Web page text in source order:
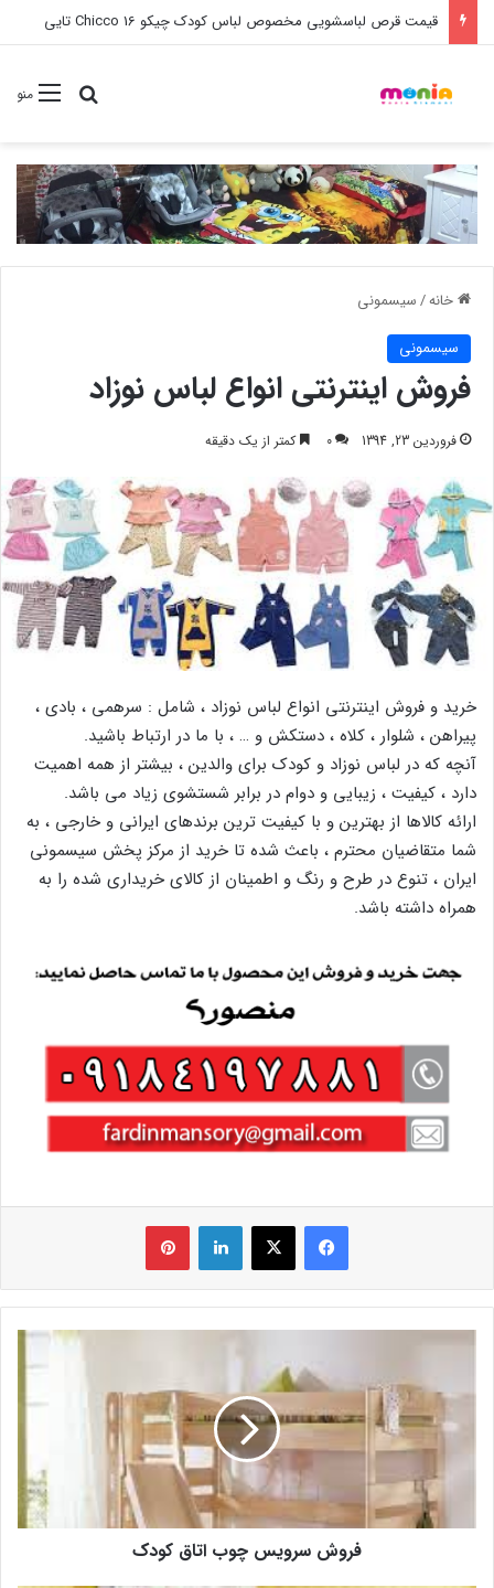
قیمت قرص لباسشویی مخصوص لباس کودک چیکو Chicco 16 تایی
منوجستجو
خانه/سیسمونی
سیسمونی
فروش اینترنتی انواع لباس نوزاد
فروردین 23, 1394 0 کمتر از یک دقیقه
خرید و فروش اینترنتی انواع لباس نوزاد ، شامل : سرهمی ، بادی ،
پیراهن ، شلوار ، کلاه ، دستکش و … ، با ما در ارتباط باشید.
آنچه که در لباس نوزاد و کودک برای والدین ، بیشتر از همه اهمیت
دارد ، کیفیت ، زیبایی و دوام در برابر شستشوی زیاد می باشد.
ارائه کالاها از بهترین و با کیفیت ترین برندهای ایرانی و خارجی ، به
شما متقاضیان محترم ، باعث شده تا خرید از مرکز پخش سیسمونی
ایران ، تنوع در طرح و رنگ و اطمینان از کالای خریداری شده را به
همراه داشته باشد.
فیس بوک X لینکدین ‫پین‌ترست
فروش سرویس چوب اتاق کودک